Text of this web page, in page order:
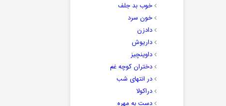
خوب بد جلف
خون سرد
دادزن
داریوش
داوینچیز
دختران کوچه غم
در انتهای شب
دراکولا
دست به مهره